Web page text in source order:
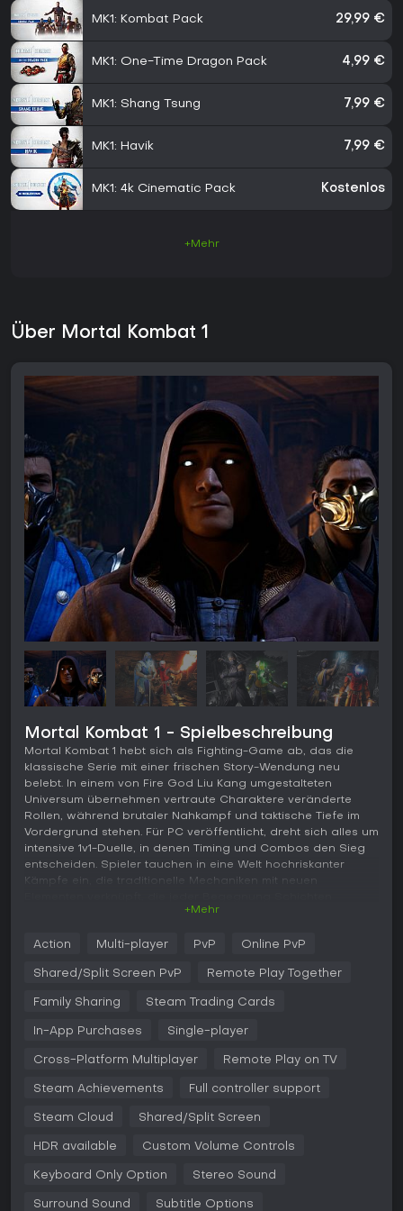
MK1: Kombat Pack 29,99 €
MK1: One-Time Dragon Pack 4,99 €
MK1: Shang Tsung 7,99 €
MK1: Havik 7,99 €
MK1: 4k Cinematic Pack Kostenlos
+Mehr
Über Mortal Kombat 1
Mortal Kombat 1 - Spielbeschreibung
Mortal Kombat 1 hebt sich als Fighting-Game ab, das die
klassische Serie mit einer frischen Story-Wendung neu
belebt. In einem von Fire God Liu Kang umgestalteten
Universum übernehmen vertraute Charaktere veränderte
Rollen, während brutaler Nahkampf und taktische Tiefe im
Vordergrund stehen. Für PC veröffentlicht, dreht sich alles um
intensive 1v1-Duelle, in denen Timing und Combos den Sieg
entscheiden. Spieler tauchen in eine Welt hochriskanter
Kämpfe ein, die traditionelle Mechaniken mit neuen
Gameplay
Das Herz von Mortal Kombat 1 bilden reaktionsschnelle
und Special Move spürbar wirken lassen. Kämpfer wie Reiko
Rhythmus. Reptile und Smoke bringen einzigartige Ansätze
erlaubt es, Assist-Charaktere in Kämpfe zu rufen, die mit
Special Moves, Würfen oder Defensive Breakern den Spieß
umdrehen. Diese Mechanik sorgt für taktische Vielfalt, ohne
das Kern-Fighting zu überladen.
Kampf basiert auf Combos und Positionierung, bei der Air
23 Launch-Charaktere hat einen eigenen Playstyle, der
+Mehr
Action Multi-player PvP Online PvP
Shared/Split Screen PvP Remote Play Together
Family Sharing Steam Trading Cards
In-App Purchases Single-player
Cross-Platform Multiplayer Remote Play on TV
Steam Achievements Full controller support
Steam Cloud Shared/Split Screen
HDR available Custom Volume Controls
Keyboard Only Option Stereo Sound
Surround Sound Subtitle Options